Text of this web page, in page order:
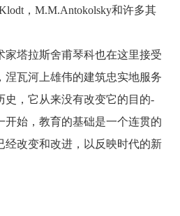
，M.M.Antokolsky和许多其
家塔拉斯舍甫琴科也在这里接受
涅瓦河上雄伟的建筑忠实地服务
史，它从来没有改变它的目的-
开始，教育的基础是一个连贯的
经改变和改进，以反映时代的新